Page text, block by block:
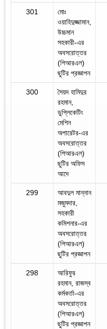
301
মোঃ
ওয়াহিদুজ্জামান,
উচ্চমান
সহকারী-এর
অবসরোত্তর
(পিআরএল)
ছুটির প্রজ্ঞাপন
300
সৈয়দ হামিদুর
রহমান,
ডুপ্লিকেটিং
মেশিন
অপারেটর-এর
অবসরোত্তর
(পিআরএল)
ছুটির অফিস
আদে
299
আবদুল মান্নান
মজুমদার,
সহকারী
কমিশনার-এর
অবসরোত্তর
(পিআরএল)
ছুটির প্রজ্ঞাপন
298
আরিফুর
রহমান, রাজস্ব
কর্মকর্তা-এর
অবসরোত্তর
(পিআরএল)
ছুটির প্রজ্ঞাপন